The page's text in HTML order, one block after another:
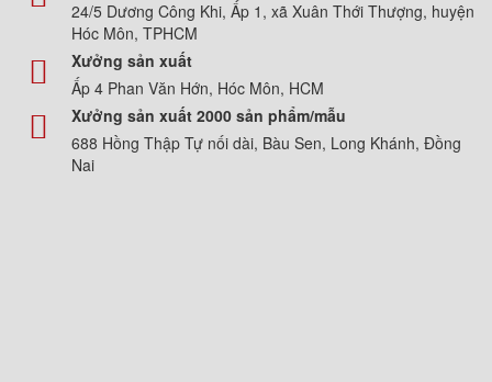
24/5 Dương Công Khi, Ấp 1, xã Xuân Thới Thượng, huyện
Hóc Môn, TPHCM
Xưởng sản xuất
Ấp 4 Phan Văn Hớn, Hóc Môn, HCM
Xưởng sản xuất 2000 sản phẩm/mẫu
688 Hồng Thập Tự nối dài, Bàu Sen, Long Khánh, Đồng
Nai